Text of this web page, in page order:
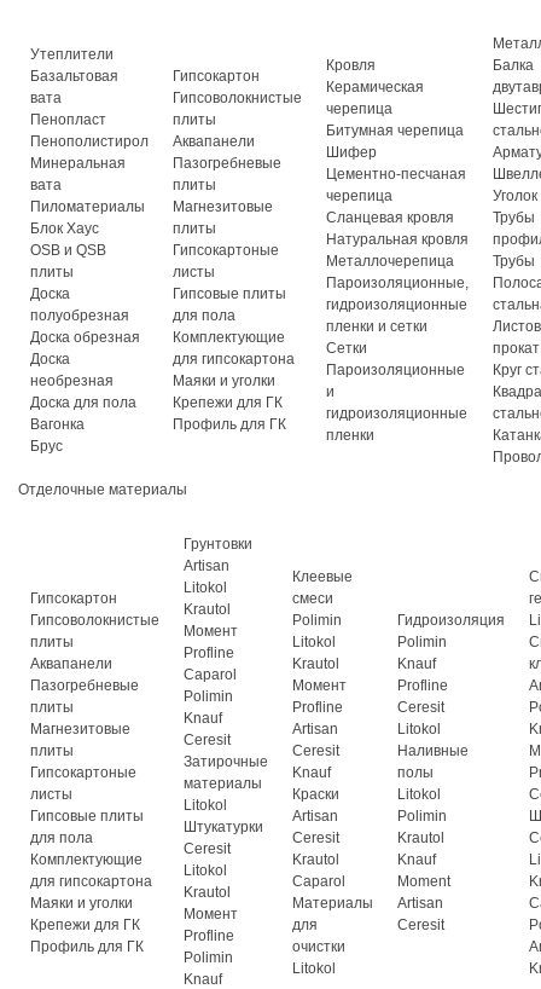
Утеплители
Базальтовая
вата
Пенопласт
Пенополистирол
Минеральная
вата
Пиломатериалы
Блок Хаус
OSB и QSB
плиты
Доска
полуобрезная
Доска обрезная
Доска
необрезная
Доска для пола
Вагонка
Брус
Гипсокартон
Гипсоволокнистые
плиты
Аквапанели
Пазогребневые
плиты
Магнезитовые
плиты
Гипсокартоные
листы
Гипсовые плиты
для пола
Комплектующие
для гипсокартона
Маяки и уголки
Крепежи для ГК
Профиль для ГК
Кровля
Керамическая
черепица
Битумная черепица
Шифер
Цементно-песчаная
черепица
Сланцевая кровля
Натуральная кровля
Металлочерепица
Пароизоляционные,
гидроизоляционные
пленки и сетки
Сетки
Пароизоляционные
и
гидроизоляционные
пленки
Балка
Уголок
Трубы
Трубы
прокат
Круг
Отделочные материалы
Гипсокартон
Гипсоволокнистые
плиты
Аквапанели
Пазогребневые
плиты
Магнезитовые
плиты
Гипсокартоные
листы
Гипсовые плиты
для пола
Комплектующие
для гипсокартона
Маяки и уголки
Крепежи для ГК
Профиль для ГК
Грунтовки
Artisan
Litokol
Krautol
Момент
Profline
Caparol
Polimin
Knauf
Ceresit
Затирочные
материалы
Litokol
Штукатурки
Ceresit
Litokol
Krautol
Момент
Profline
Polimin
Knauf
Клеевые
смеси
Polimin
Litokol
Krautol
Момент
Profline
Artisan
Ceresit
Knauf
Краски
Artisan
Ceresit
Krautol
Caparol
Материалы
для
очистки
Litokol
Гидроизоляция
Polimin
Knauf
Profline
Ceresit
Litokol
Наливные
полы
Litokol
Polimin
Krautol
Knauf
Moment
Artisan
Ceresit